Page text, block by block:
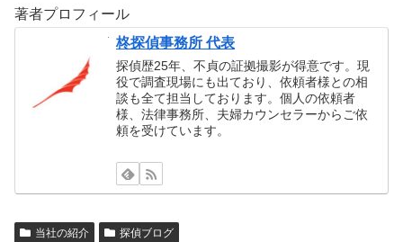
著者プロフィール
柊探偵事務所 代表
探偵歴25年、不貞の証拠撮影が得意です。現
役で調査現場にも出ており、依頼者様との相
談も全て担当しております。個人の依頼者
様、法律事務所、夫婦カウンセラーからご依
頼を受けています。
当社の紹介 探偵ブログ